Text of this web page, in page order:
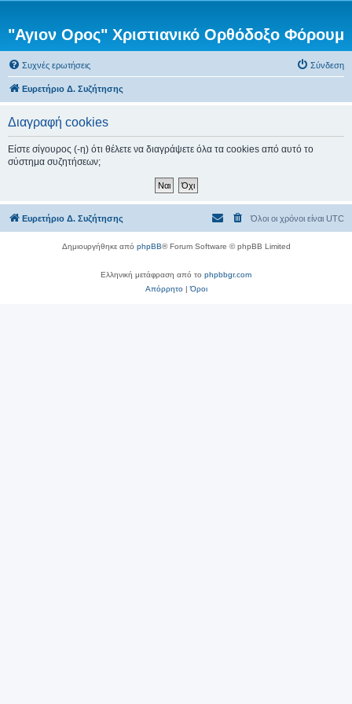
"Αγιον Ορος" Χριστιανικό Ορθόδοξο Φόρουμ
Συχνές ερωτήσεις Σύνδεση
Ευρετήριο Δ. Συζήτησης
Διαγραφή cookies
Είστε σίγουρος (-η) ότι θέλετε να διαγράψετε όλα τα cookies από αυτό το
σύστημα συζητήσεων;
Ευρετήριο Δ. Συζήτησης Όλοι οι χρόνοι είναι UTC
Δημιουργήθηκε από phpBB® Forum Software © phpBB Limited
Ελληνική μετάφραση από το phpbbgr.com
Απόρρητο|Όροι